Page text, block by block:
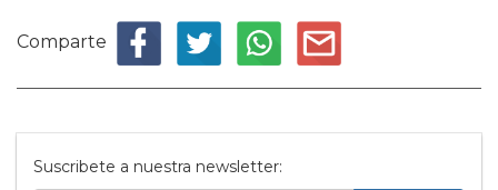
Comparte
Suscribete a nuestra newsletter: